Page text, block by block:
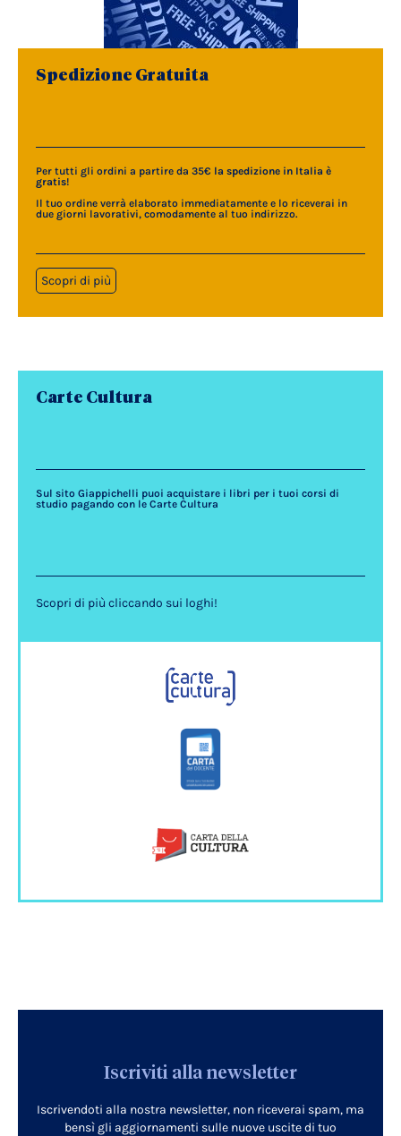
Spedizione Gratuita
Per tutti gli ordini a partire da 35€ la spedizione in Italia è
gratis!
Il tuo ordine verrà elaborato immediatamente e lo riceverai in
due giorni lavorativi, comodamente al tuo indirizzo.
Scopri di più
Carte Cultura
Sul sito Giappichelli puoi acquistare i libri per i tuoi corsi di
studio pagando con le Carte Cultura
Scopri di più cliccando sui loghi!
Iscriviti alla newsletter
Iscrivendoti alla nostra newsletter, non riceverai spam, ma
bensì gli aggiornamenti sulle nuove uscite di tuo